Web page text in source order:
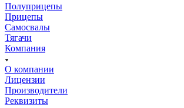
Полуприцепы
Прицепы
Самосвалы
Тягачи
Компания
О компании
Лицензии
Производители
Реквизиты